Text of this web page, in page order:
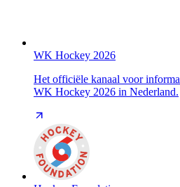
WK Hockey 2026
Het officiële kanaal voor
WK Hockey 2026 in Nederland.